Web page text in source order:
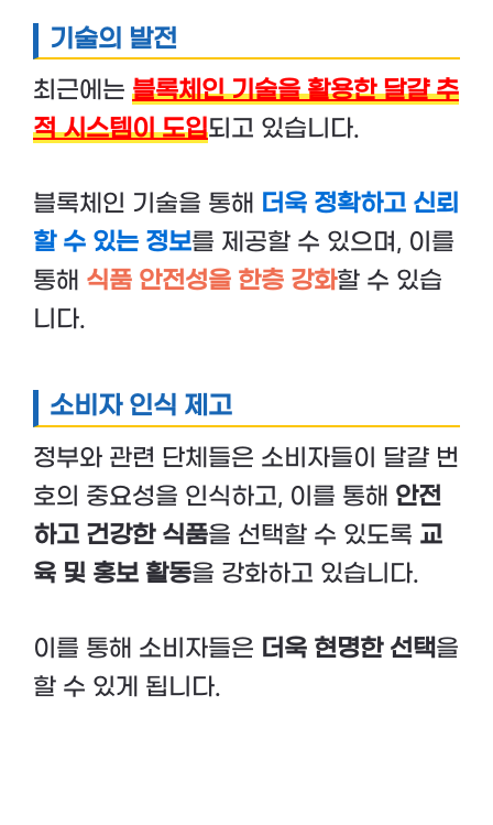
기술의 발전
최근에는 블록체인 기술을 활용한 달걀 추
적 시스템이 도입되고 있습니다.
블록체인 기술을 통해 더욱 정확하고 신뢰
할 수 있는 정보를 제공할 수 있으며, 이를
통해 식품 안전성을 한층 강화할 수 있습
니다.
소비자 인식 제고
정부와 관련 단체들은 소비자들이 달걀 번
호의 중요성을 인식하고, 이를 통해 안전
하고 건강한 식품을 선택할 수 있도록 교
육 및 홍보 활동을 강화하고 있습니다.
이를 통해 소비자들은 더욱 현명한 선택을
할 수 있게 됩니다.